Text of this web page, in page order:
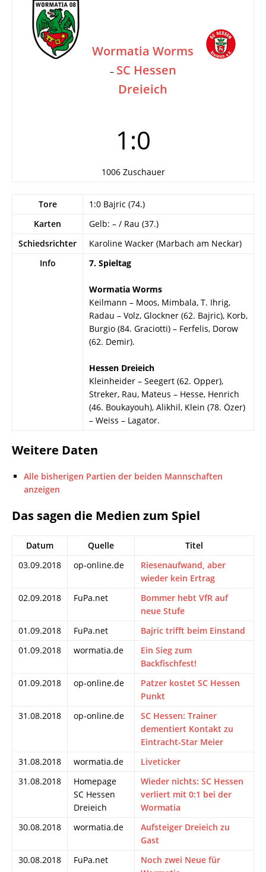
Wormatia Worms
– SC Hessen
Dreieich
1:0
1006 Zuschauer
Tore
1:0 Bajric (74.)
Karten
Gelb: – / Rau (37.)
Schiedsrichter
Karoline Wacker (Marbach am Neckar)
Info
7. Spieltag
Wormatia Worms
Keilmann – Moos, Mimbala, T. Ihrig,
Radau – Volz, Glockner (62. Bajric), Korb,
Burgio (84. Graciotti) – Ferfelis, Dorow
(62. Demir).
Hessen Dreieich
Kleinheider – Seegert (62. Opper),
Streker, Rau, Mateus – Hesse, Henrich
(46. Boukayouh), Alikhil, Klein (78. Özer)
– Weiss – Lagator.
Weitere Daten
Alle bisherigen Partien der beiden Mannschaften
anzeigen
Das sagen die Medien zum Spiel
Datum Quelle
Titel
03.09.2018
op-online.de
Riesenaufwand, aber
wieder kein Ertrag
02.09.2018
FuPa.net
Bommer hebt VfR auf
neue Stufe
01.09.2018
FuPa.net
Bajric trifft beim Einstand
01.09.2018
wormatia.de
Ein Sieg zum
Backfischfest!
01.09.2018
op-online.de
Patzer kostet SC Hessen
Punkt
31.08.2018
op-online.de
SC Hessen: Trainer
dementiert Kontakt zu
Eintracht-Star Meier
31.08.2018
wormatia.de
Liveticker
31.08.2018
Homepage
SC Hessen
Dreieich
Wieder nichts: SC Hessen
verliert mit 0:1 bei der
Wormatia
30.08.2018
wormatia.de
Aufsteiger Dreieich zu
Gast
30.08.2018
FuPa.net
Noch zwei Neue für